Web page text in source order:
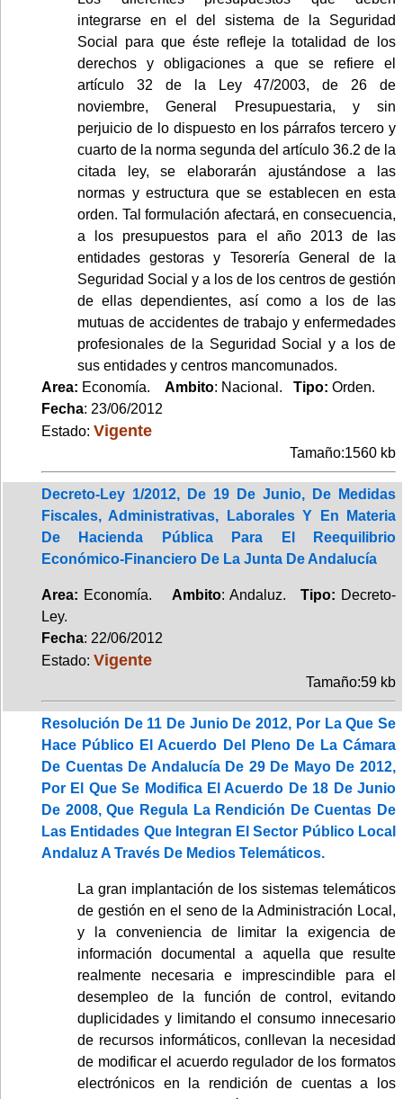
integrarse en el del sistema de la Seguridad
Social para que éste refleje la totalidad de los
derechos y obligaciones a que se refiere el
artículo 32 de la Ley 47/2003, de 26 de
noviembre, General Presupuestaria, y sin
perjuicio de lo dispuesto en los párrafos tercero y
cuarto de la norma segunda del artículo 36.2 de la
citada ley, se elaborarán ajustándose a las
normas y estructura que se establecen en esta
orden. Tal formulación afectará, en consecuencia,
a los presupuestos para el año 2013 de las
entidades gestoras y Tesorería General de la
Seguridad Social y a los de los centros de gestión
de ellas dependientes, así como a los de las
mutuas de accidentes de trabajo y enfermedades
profesionales de la Seguridad Social y a los de
sus entidades y centros mancomunados.
Area: Economía. Ambito: Nacional. Tipo: Orden.
Fecha: 23/06/2012
Estado: Vigente
Tamaño:1560 kb
Decreto-Ley 1/2012, De 19 De Junio, De Medidas
Fiscales, Administrativas, Laborales Y En Materia
De Hacienda Pública Para El Reequilibrio
Económico-Financiero De La Junta De Andalucía
Area: Economía. Ambito: Andaluz.Tipo: Decreto-
Ley.
Fecha: 22/06/2012
Estado: Vigente
Tamaño:59 kb
Resolución De 11 De Junio De 2012, Por La Que Se
Hace Público El Acuerdo Del Pleno De La Cámara
De Cuentas De Andalucía De 29 De Mayo De 2012,
Por El Que Se Modifica El Acuerdo De 18 De Junio
De 2008, Que Regula La Rendición De Cuentas De
Las Entidades Que Integran El Sector Público Local
Andaluz A Través De Medios Telemáticos.
La gran implantación de los sistemas telemáticos
de gestión en el seno de la Administración Local,
y la conveniencia de limitar la exigencia de
información documental a aquella que resulte
realmente necesaria e imprescindible para el
desempleo de la función de control, evitando
duplicidades y limitando el consumo innecesario
de recursos informáticos, conllevan la necesidad
de modificar el acuerdo regulador de los formatos
electrónicos en la rendición de cuentas a los